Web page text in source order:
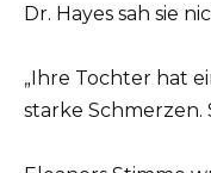
Dr. Hayes sah sie
„Ihre Tochter hat
starke Schmerzen.